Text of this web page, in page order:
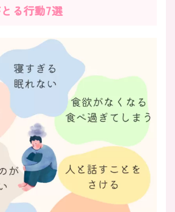
る行動7選